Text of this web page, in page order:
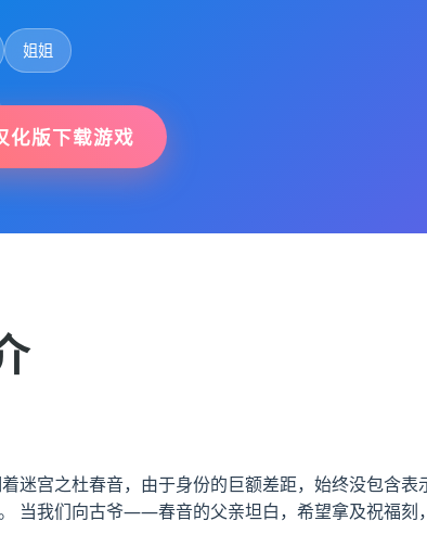
姐姐
化版下载游戏
迷宫之杜春音，由于身份的巨额差距，始终没包含表
当我们向古爷——春音的父亲坦白，希望拿及祝福刻